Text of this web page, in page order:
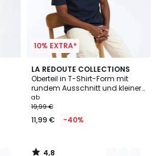
10% EXTRA*
LA REDOUTE COLLECTIONS
Oberteil in T-Shirt-Form mit
rundem Ausschnitt und kleiner
Knopfleiste
ab
19,99 €
11,99 € -40%
4,8
/ 5
2
Farben
4,8